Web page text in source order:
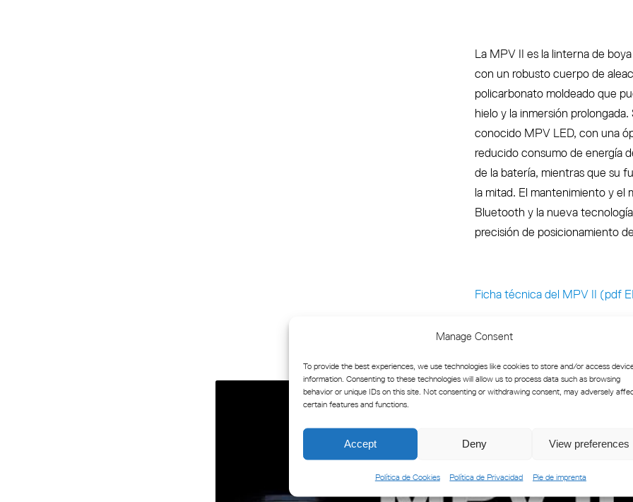
Manage Consent
To provide the best experiences, we use technologies like cookies to store and/or access
information. Consenting to these technologies will allow us to process data such as browsing
behavior or unique IDs on this site. Not consenting or withdrawing consent, may adversely
certain features and functions.
Accept Deny View preferences
Política de Cookies Política de Privacidad Pie de imprenta
La MPV II es la linterna de
con un robusto cuerpo de
policarbonato moldeado que
hielo y la inmersión
conocido MPV LED, con una
reducido consumo de energía
de la batería, mientras que su
la mitad. El mantenimiento y
Bluetooth y la nueva
precisión de posicionamiento
Ficha técnica del MPV II (pdf